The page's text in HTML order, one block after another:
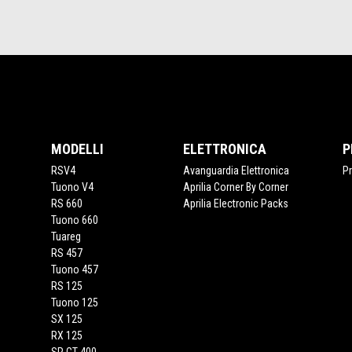
MODELLI
RSV4
Tuono V4
RS 660
Tuono 660
Tuareg
RS 457
Tuono 457
RS 125
Tuono 125
SX 125
RX 125
ELETTRONICA
Avanguardia Elettronica
Aprilia Corner By Corner
Aprilia Electronic Packs